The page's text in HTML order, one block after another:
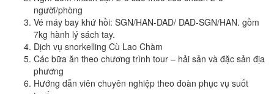
người/phòng
Vé máy bay khứ hồi: SGN/HAN-DAD/ DAD-SGN/HAN. gồm
7kg hành lý sách tay.
Dịch vụ snorkelling Cù Lao Chàm
Các bữa ăn theo chương trình tour – hải sản và đặc sản địa
phương
Hướng dẫn viên chuyên nghiệp theo đoàn phục vụ suốt